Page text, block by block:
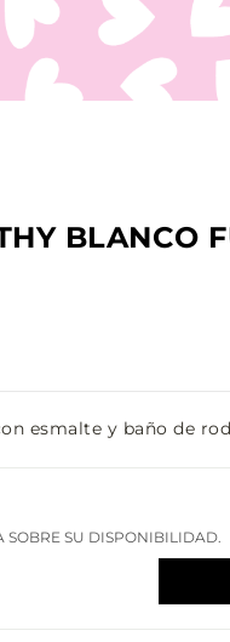
BLANCO
esmalte y baño de
SOBRE SU DISPONIBILIDAD.